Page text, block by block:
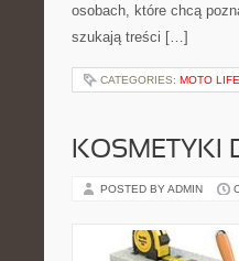
osobach, które chcą
szukają treści […]
CATEGORIES: MOTO
KOSMETYKI
POSTED BY ADMIN